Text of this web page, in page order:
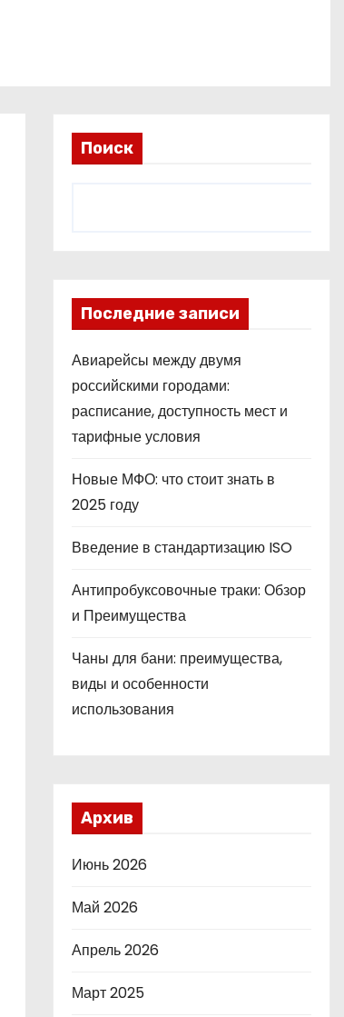
Поиск
Последние записи
Авиарейсы между двумя
российскими городами:
расписание, доступность мест и
тарифные условия
Новые МФО: что стоит знать в
2025 году
Введение в стандартизацию ISO
Антипробуксовочные траки: Обзор
и Преимущества
Чаны для бани: преимущества,
виды и особенности
использования
Архив
Июнь 2026
Май 2026
Апрель 2026
Март 2025